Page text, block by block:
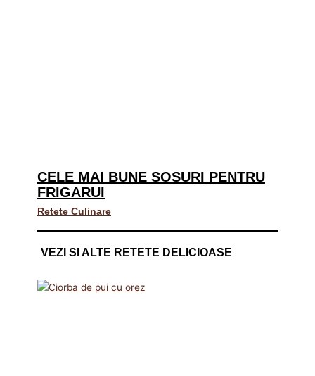
CELE MAI BUNE SOSURI PENTRU
FRIGARUI
Retete Culinare
VEZI SI ALTE RETETE DELICIOASE